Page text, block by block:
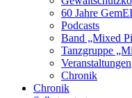
60 Jahre
Podcasts
Band „Mixed
Tanzgruppe
Veranstaltungen
Chronik
Chronik